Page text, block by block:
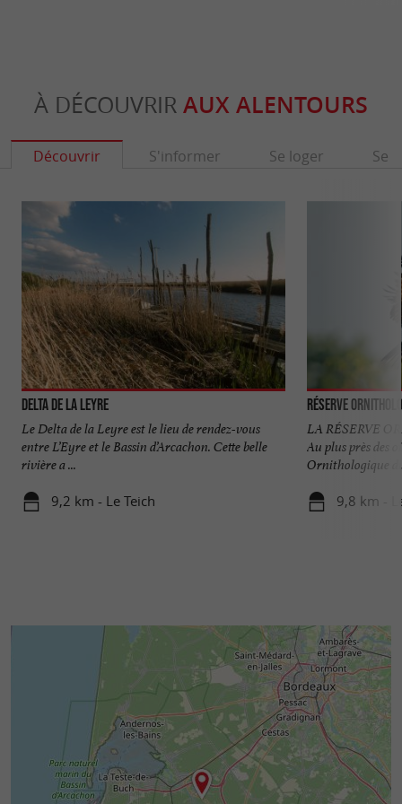
À DÉCOUVRIR AUX ALENTOURS
Découvrir S'informer Se loger Se
Delta de la Leyre
Le Delta de la Leyre est le lieu de rendez-vous
entre L’Eyre et le Bassin d’Arcachon. Cette belle
rivière a ...
9,2 km - Le Teich
Réserve
LA RÉSERVE
Au plus près des
Ornithologique
9,8 km -